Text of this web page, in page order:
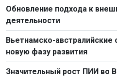
Обновление подхода к
деятельности
Вьетнамско-
новую фазу развития
Значительный рост ПИИ во